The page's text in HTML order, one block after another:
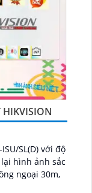
HIKVISION
SL(D) với độ
hình ảnh sắc